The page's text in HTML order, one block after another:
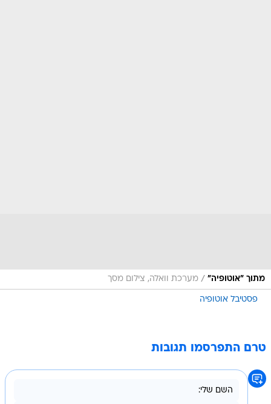
מתוך "אוטופיה" / מערכת וואלה, צילום מסך
פסטיבל אוטופיה
טרם התפרסמו תגובות